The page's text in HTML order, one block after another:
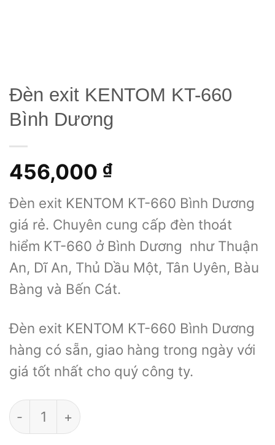
Đèn exit KENTOM KT-660
Bình Dương
456,000 ₫
Đèn exit KENTOM KT-660 Bình Dương
giá rẻ. Chuyên cung cấp đèn thoát
hiểm KT-660 ở Bình Dương như Thuận
An, Dĩ An, Thủ Dầu Một, Tân Uyên, Bàu
Bàng và Bến Cát.
Đèn exit KENTOM KT-660 Bình Dương
hàng có sẵn, giao hàng trong ngày với
giá tốt nhất cho quý công ty.
Đèn exit KENTOM KT-660 Bình Dương số